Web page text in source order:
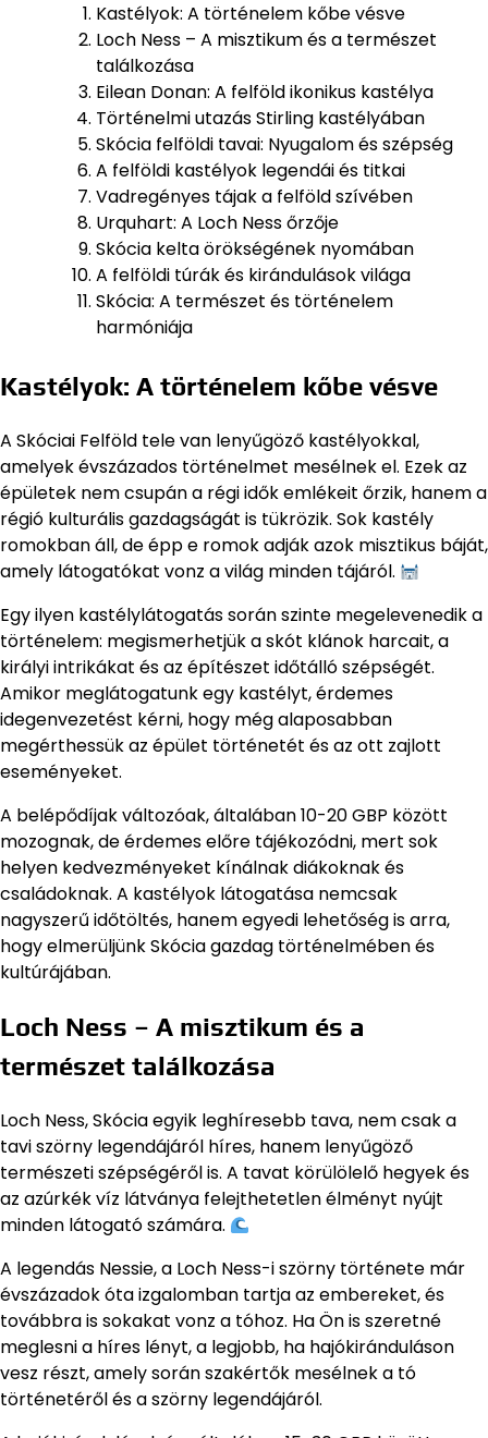
Kastélyok: A történelem kőbe vésve
Loch Ness – A misztikum és a természet
találkozása
Eilean Donan: A felföld ikonikus kastélya
Történelmi utazás Stirling kastélyában
Skócia felföldi tavai: Nyugalom és szépség
A felföldi kastélyok legendái és titkai
Vadregényes tájak a felföld szívében
Urquhart: A Loch Ness őrzője
Skócia kelta örökségének nyomában
A felföldi túrák és kirándulások világa
Skócia: A természet és történelem
harmóniája
Kastélyok: A történelem kőbe vésve
A Skóciai Felföld tele van lenyűgöző kastélyokkal,
amelyek évszázados történelmet mesélnek el. Ezek az
épületek nem csupán a régi idők emlékeit őrzik, hanem a
régió kulturális gazdagságát is tükrözik. Sok kastély
romokban áll, de épp e romok adják azok misztikus báját,
amely látogatókat vonz a világ minden tájáról.
Egy ilyen kastélylátogatás során szinte megelevenedik a
történelem: megismerhetjük a skót klánok harcait, a
királyi intrikákat és az építészet időtálló szépségét.
Amikor meglátogatunk egy kastélyt, érdemes
idegenvezetést kérni, hogy még alaposabban
megérthessük az épület történetét és az ott zajlott
eseményeket.
A belépődíjak változóak, általában 10-20 GBP között
mozognak, de érdemes előre tájékozódni, mert sok
helyen kedvezményeket kínálnak diákoknak és
családoknak. A kastélyok látogatása nemcsak
nagyszerű időtöltés, hanem egyedi lehetőség is arra,
hogy elmerüljünk Skócia gazdag történelmében és
kultúrájában.
Loch Ness – A misztikum és a
természet találkozása
Loch Ness, Skócia egyik leghíresebb tava, nem csak a
tavi szörny legendájáról híres, hanem lenyűgöző
természeti szépségéről is. A tavat körülölelő hegyek és
az azúrkék víz látványa felejthetetlen élményt nyújt
minden látogató számára.
A legendás Nessie, a Loch Ness-i szörny története már
évszázadok óta izgalomban tartja az embereket, és
továbbra is sokakat vonz a tóhoz. Ha Ön is szeretné
meglesni a híres lényt, a legjobb, ha hajókiránduláson
vesz részt, amely során szakértők mesélnek a tó
történetéről és a szörny legendájáról.